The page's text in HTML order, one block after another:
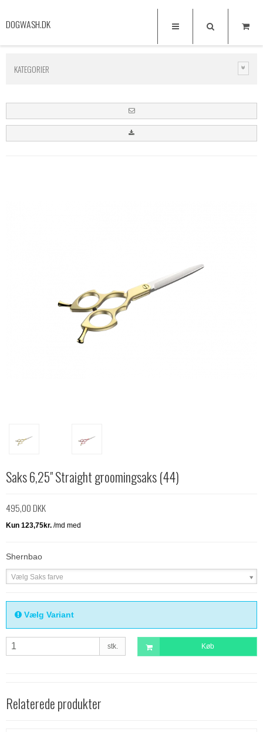
DOGWASH.DK
KATEGORIER
Saks 6,25" Straight groomingsaks (44)
495,00 DKK
Shernbao
Vælg Saks farve
Vælg Variant
stk. Køb
Relaterede produkter